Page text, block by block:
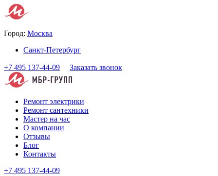
Город: Москва
Санкт-Петербург
+7 495 137-44-09 Заказать звонок
Ремонт электрики
Ремонт сантехники
Мастер на час
О компании
Отзывы
Блог
Контакты
+7 495 137-44-09